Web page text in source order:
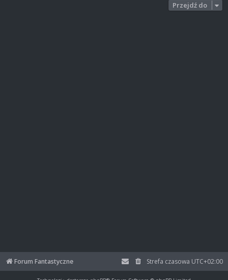
Przejdź do
Forum Fantastyczne Strefa czasowa UTC+02:00